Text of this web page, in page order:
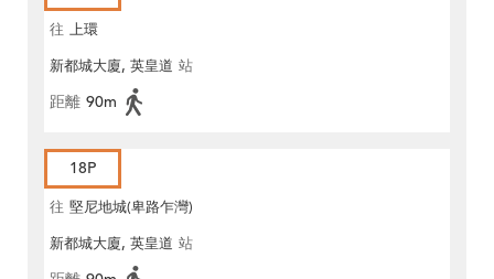
往 上環
新都城大廈, 英皇道 站
距離 90m
18P
往 堅尼地城(卑路乍灣)
新都城大廈, 英皇道 站